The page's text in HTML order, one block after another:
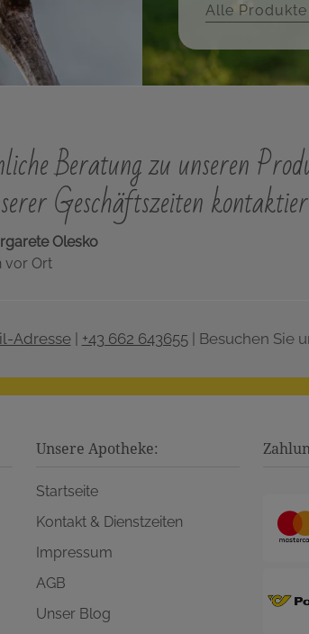
Alle
Beratung zu unseren
Geschäftszeiten
Olesko
vor Ort
Adresse| +43 662 643655| Besuchen Sie
Unsere Apotheke:
Startseite
Kontakt & Dienstzeiten
Impressum
AGB
Unser Blog